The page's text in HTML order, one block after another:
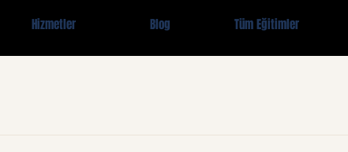
Hizmetler Blog Tüm Eğitimler